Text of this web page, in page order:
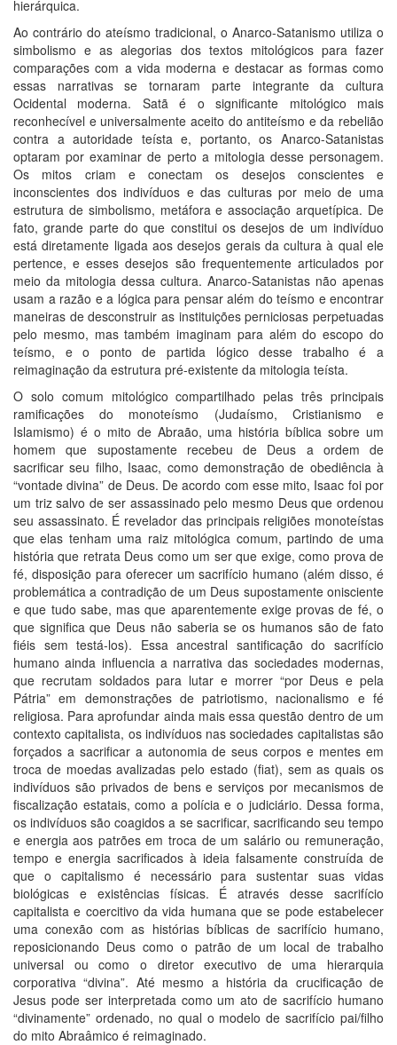
hierárquica.
Ao contrário do ateísmo tradicional, o Anarco-Satanismo utiliza o
simbolismo e as alegorias dos textos mitológicos para fazer
comparações com a vida moderna e destacar as formas como
essas narrativas se tornaram parte integrante da cultura
Ocidental moderna. Satã é o significante mitológico mais
reconhecível e universalmente aceito do antiteísmo e da rebelião
contra a autoridade teísta e, portanto, os Anarco-Satanistas
optaram por examinar de perto a mitologia desse personagem.
Os mitos criam e conectam os desejos conscientes e
inconscientes dos indivíduos e das culturas por meio de uma
estrutura de simbolismo, metáfora e associação arquetípica. De
fato, grande parte do que constitui os desejos de um indivíduo
está diretamente ligada aos desejos gerais da cultura à qual ele
pertence, e esses desejos são frequentemente articulados por
meio da mitologia dessa cultura. Anarco-Satanistas não apenas
usam a razão e a lógica para pensar além do teísmo e encontrar
maneiras de desconstruir as instituições perniciosas perpetuadas
pelo mesmo, mas também imaginam para além do escopo do
teísmo, e o ponto de partida lógico desse trabalho é a
reimaginação da estrutura pré-existente da mitologia teísta.
O solo comum mitológico compartilhado pelas três principais
ramificações do monoteísmo (Judaísmo, Cristianismo e
Islamismo) é o mito de Abraão, uma história bíblica sobre um
homem que supostamente recebeu de Deus a ordem de
sacrificar seu filho, Isaac, como demonstração de obediência à
“vontade divina” de Deus. De acordo com esse mito, Isaac foi por
um triz salvo de ser assassinado pelo mesmo Deus que ordenou
seu assassinato. É revelador das principais religiões monoteístas
que elas tenham uma raiz mitológica comum, partindo de uma
história que retrata Deus como um ser que exige, como prova de
fé, disposição para oferecer um sacrifício humano (além disso, é
problemática a contradição de um Deus supostamente onisciente
e que tudo sabe, mas que aparentemente exige provas de fé, o
que significa que Deus não saberia se os humanos são de fato
fiéis sem testá-los). Essa ancestral santificação do sacrifício
humano ainda influencia a narrativa das sociedades modernas,
que recrutam soldados para lutar e morrer “por Deus e pela
Pátria” em demonstrações de patriotismo, nacionalismo e fé
religiosa. Para aprofundar ainda mais essa questão dentro de um
contexto capitalista, os indivíduos nas sociedades capitalistas são
forçados a sacrificar a autonomia de seus corpos e mentes em
troca de moedas avalizadas pelo estado (fiat), sem as quais os
indivíduos são privados de bens e serviços por mecanismos de
fiscalização estatais, como a polícia e o judiciário. Dessa forma,
os indivíduos são coagidos a se sacrificar, sacrificando seu tempo
e energia aos patrões em troca de um salário ou remuneração,
tempo e energia sacrificados à ideia falsamente construída de
que o capitalismo é necessário para sustentar suas vidas
biológicas e existências físicas. É através desse sacrifício
capitalista e coercitivo da vida humana que se pode estabelecer
uma conexão com as histórias bíblicas de sacrifício humano,
reposicionando Deus como o patrão de um local de trabalho
universal ou como o diretor executivo de uma hierarquia
corporativa “divina”. Até mesmo a história da crucificação de
Jesus pode ser interpretada como um ato de sacrifício humano
“divinamente” ordenado, no qual o modelo de sacrifício pai/filho
do mito Abraâmico é reimaginado.